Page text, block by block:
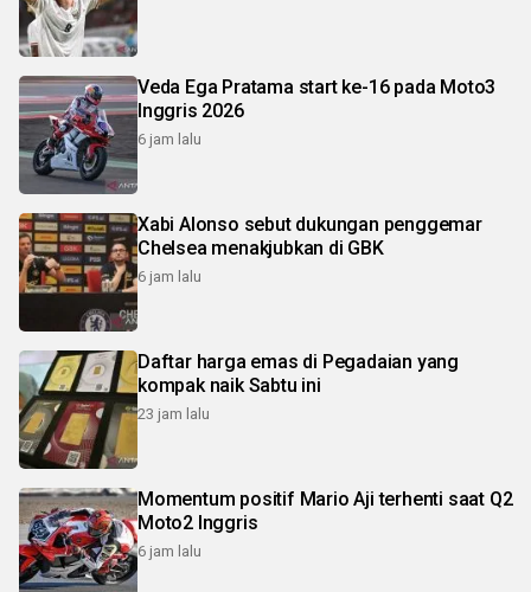
Veda Ega Pratama start ke-16 pada Moto3
Inggris 2026
6 jam lalu
Xabi Alonso sebut dukungan penggemar
Chelsea menakjubkan di GBK
6 jam lalu
Daftar harga emas di Pegadaian yang
kompak naik Sabtu ini
23 jam lalu
Momentum positif Mario Aji terhenti saat Q2
Moto2 Inggris
6 jam lalu